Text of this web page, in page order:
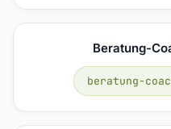
Beratung-
beratung-